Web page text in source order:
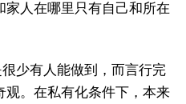
人在哪里只有自己和所在
少有人能做到，而言行完
观。在私有化条件下，本来